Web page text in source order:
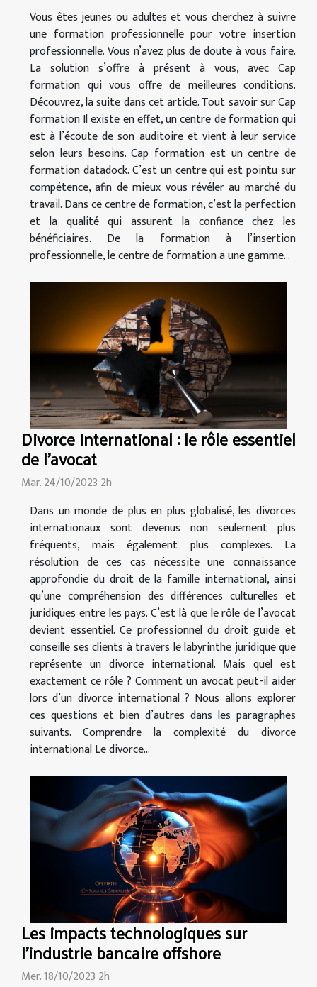
Vous êtes jeunes ou adultes et vous cherchez à suivre
une formation professionnelle pour votre insertion
professionnelle. Vous n’avez plus de doute à vous faire.
La solution s’offre à présent à vous, avec Cap
formation qui vous offre de meilleures conditions.
Découvrez, la suite dans cet article. Tout savoir sur Cap
formation Il existe en effet, un centre de formation qui
est à l’écoute de son auditoire et vient à leur service
selon leurs besoins. Cap formation est un centre de
formation datadock. C’est un centre qui est pointu sur
compétence, afin de mieux vous révéler au marché du
travail. Dans ce centre de formation, c’est la perfection
et la qualité qui assurent la confiance chez les
bénéficiaires. De la formation à l’insertion
professionnelle, le centre de formation a une gamme...
Divorce international : le rôle essentiel
de l'avocat
Mar. 24/10/2023 2h
Dans un monde de plus en plus globalisé, les divorces
internationaux sont devenus non seulement plus
fréquents, mais également plus complexes. La
résolution de ces cas nécessite une connaissance
approfondie du droit de la famille international, ainsi
qu’une compréhension des différences culturelles et
juridiques entre les pays. C’est là que le rôle de l’avocat
devient essentiel. Ce professionnel du droit guide et
conseille ses clients à travers le labyrinthe juridique que
représente un divorce international. Mais quel est
exactement ce rôle ? Comment un avocat peut-il aider
lors d’un divorce international ? Nous allons explorer
ces questions et bien d’autres dans les paragraphes
suivants. Comprendre la complexité du divorce
international Le divorce...
Les impacts technologiques sur
l'industrie bancaire offshore
Mer. 18/10/2023 2h